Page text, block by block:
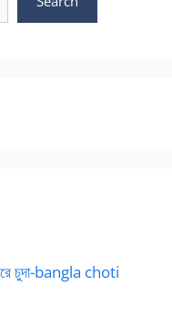
চুদা-bangla choti